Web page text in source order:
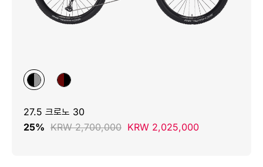
27.5 크로노 30
25% KRW 2,700,000 KRW 2,025,000